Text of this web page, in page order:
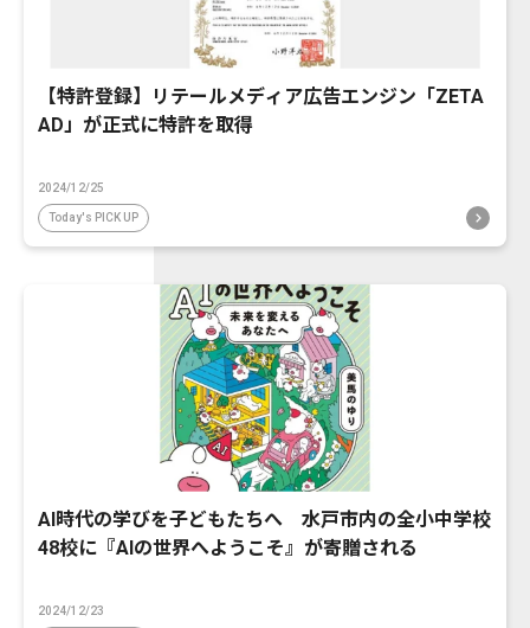
【特許登録】リテールメディア広告エンジン「ZETA
AD」が正式に特許を取得
2024/12/25
Today's PICK UP
AI時代の学びを子どもたちへ 水戸市内の全小中学校
48校に『AIの世界へようこそ』が寄贈される
2024/12/23